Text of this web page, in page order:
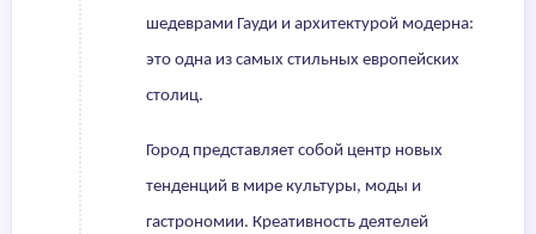
шедеврами Гауди и архитектурой модерна:
это одна из самых стильных европейских
столиц.
Город представляет собой центр новых
тенденций в мире культуры, моды и
гастрономии. Креативность деятелей